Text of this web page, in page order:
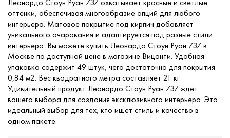
Леонардо Стоун Руан 737 охватывает красные и светлые
оттенки, обеспечивая многообразие опций для любого
интерьера. Матовое покрытие под кирпич добавляет
уникального очарования и адаптируется под разные стили
интерьера. Вы можете купить Леонардо Стоун Руан 737 в
Москве по доступной цене в магазине Вицанти. Удобная
упаковка содержит 49 штук, чего достаточно для покрытия
0,84 м2. Вес квадратного метра составляет 21 кг.
Удивительный продукт Леонардо Стоун Руан 737 ждёт
вашего выбора для создания эксклюзивного интерьера. Это
идеальный выбор для тех, кто ищет стиль и качество в
одном пакете.